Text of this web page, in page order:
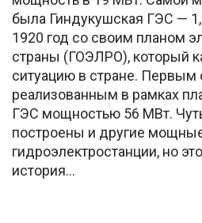
была Гиндукушская ГЭС —
1920 год со своим планом
страны (ГОЭЛРО), который
ситуацию в стране. Первым
реализованным в рамках
ГЭС мощностью 56 МВт.
построены и другие
гидроэлектростанции, но
история…